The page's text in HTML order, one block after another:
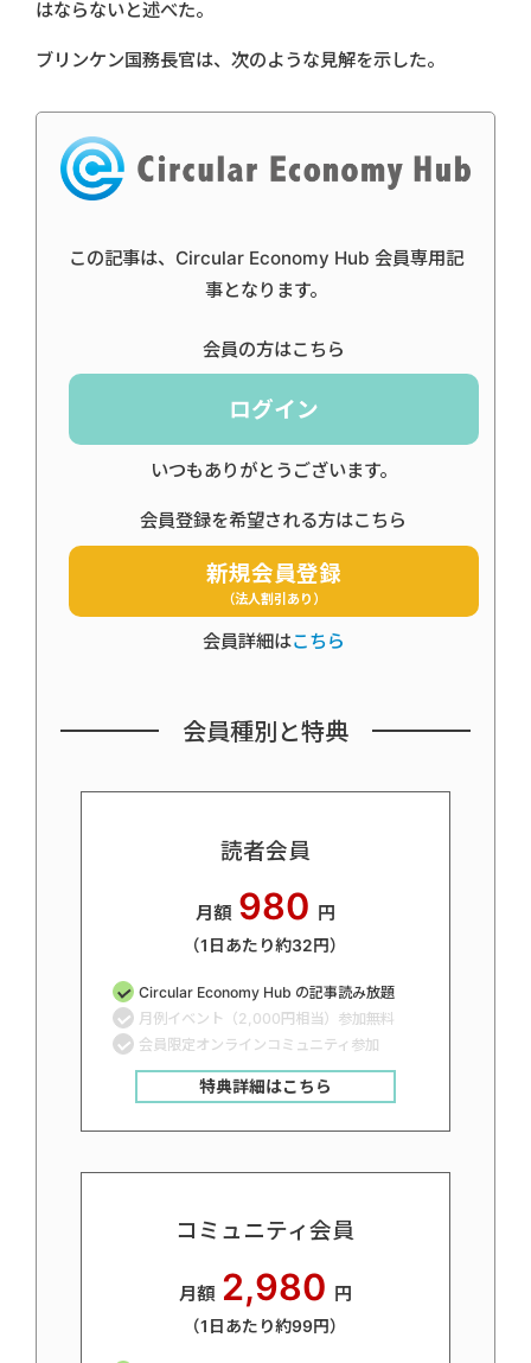
はならないと述べた。
ブリンケン国務長官は、次のような見解を示した。
この記事は、Circular Economy Hub 会員専用記
事となります。
会員の方はこちら
ログイン
いつもありがとうございます。
会員登録を希望される方はこちら
新規会員登録
（法人割引あり）
会員詳細はこちら
会員種別と特典
読者会員
月額 980 円
（1日あたり約32円）
Circular Economy Hub の記事読み放題
月例イベント（2,000円相当）参加無料
会員限定オンラインコミュニティ参加
特典詳細はこちら
コミュニティ会員
月額 2,980 円
（1日あたり約99円）